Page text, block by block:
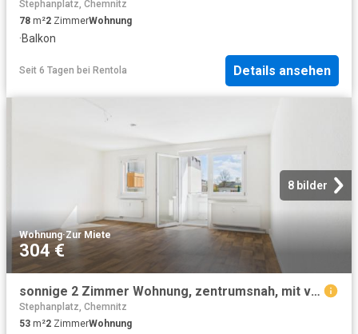
Stephanplatz, Chemnitz
78 m²2 ZimmerWohnung
·Balkon
Seit 6 Tagen bei Rentola Details ansehen
8 bilder
Wohnung·Zur Miete
304 €
sonnige 2 Zimmer Wohnung, zentrumsnah, mit viel Platz
Stephanplatz, Chemnitz
53 m²2 ZimmerWohnung